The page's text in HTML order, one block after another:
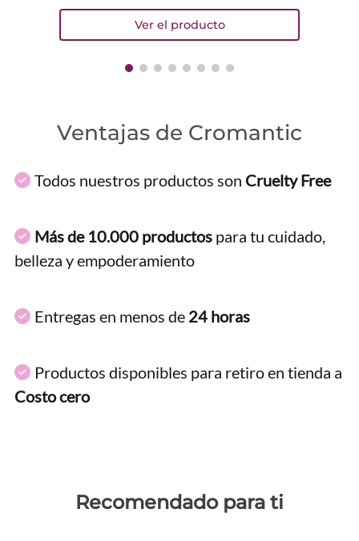
Ventajas de Cromantic
Todos nuestros productos son Cruelty Free
Más de 10.000 productos para tu cuidado,
belleza y empoderamiento
Entregas en menos de 24 horas
Productos disponibles para retiro en tienda a
Costo cero
Recomendado para ti